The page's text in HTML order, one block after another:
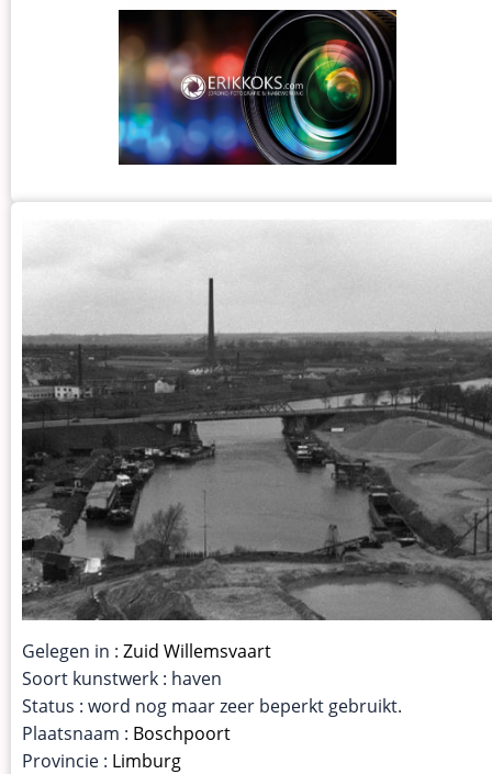
Gelegen in : Zuid Willemsvaart
Soort kunstwerk : haven
Status : word nog maar zeer beperkt gebruikt.
Plaatsnaam : Boschpoort
Provincie : Limburg